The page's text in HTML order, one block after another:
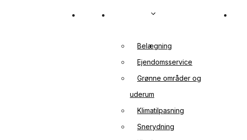
Profil
Belægning
Ejendomsservice
Grønne områder og
uderum
Klimatilpasning
Snerydning